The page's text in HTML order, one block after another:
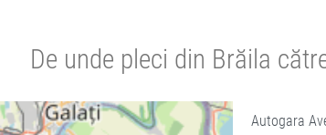
De unde pleci din Brăila
Autogara